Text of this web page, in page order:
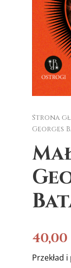
Strona
Georges
40,00
Przekład i